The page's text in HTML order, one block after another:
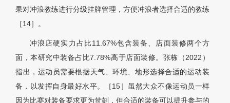
果对冲浪教练进行分级挂牌管理，方便冲浪者选择合适的教练
［14］ 。
冲浪店硬实力占比11.67%包含装备、店面装修两个方
面，本研究中装备占比7.78%高于店面装修。张栋（2022）
指出，运动员需要根据天气、环境、地形选择合适的运动装
备，以发挥自身最好水平。［15］虽然大众不像运动员一样
因为比赛对装备要求更为苛刻，但合适的装备可以提升参与的